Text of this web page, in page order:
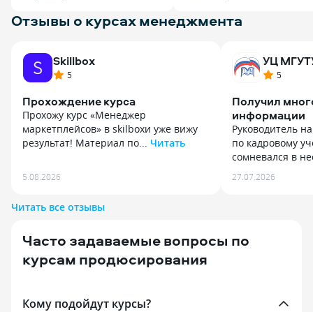
Отзывы о курсах менеджмента
Skillbox
5
Прохождение курса
Прохожу курс «Менеджер
маркетплейсов» в skilbохи уже вижу
результат! Материал по... Читать
маркетплейсов» в skilbохи уже вижу
результат! Материал подаётся очень
без лишней воды. Радует поддержка
и по делу. Уверена, что после
окончания курса легко найду работу
мечты!
5.08.2026
УЦ
5
Получил
информации
Руководитель
по кадровому
сомневался в
Руководитель
по кадровому
27.07.2026
Читать все отзывы
Часто задаваемые вопросы по
курсам продюсирования
Кому подойдут курсы?